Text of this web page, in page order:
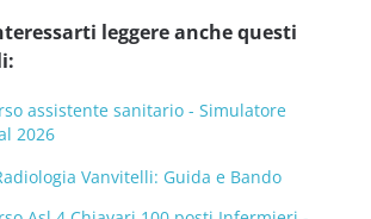
leggere anche questi
assistente sanitario - Simulatore
2026
Vanvitelli: Guida e Bando